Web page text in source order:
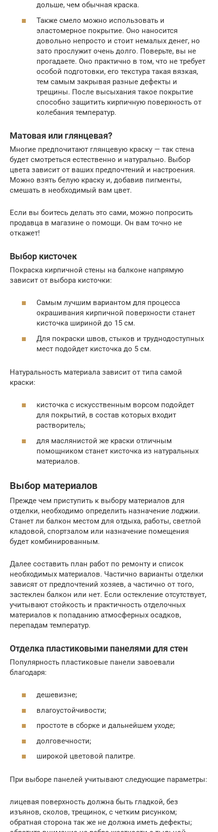
дольше, чем обычная краска.
Также смело можно использовать и
эластомерное покрытие. Оно наносится
довольно непросто и стоит немалых денег, но
зато прослужит очень долго. Поверьте, вы не
прогадаете. Оно практично в том, что не требует
особой подготовки, его текстура такая вязкая,
тем самым закрывая разные дефекты и
трещины. После высыхания такое покрытие
способно защитить кирпичную поверхность от
колебания температур.
Матовая или глянцевая?
Многие предпочитают глянцевую краску — так стена
будет смотреться естественно и натурально. Выбор
цвета зависит от ваших предпочтений и настроения.
Можно взять белую краску и, добавив пигменты,
смешать в необходимый вам цвет.
Если вы боитесь делать это сами, можно попросить
продавца в магазине о помощи. Он вам точно не
откажет!
Выбор кисточек
Покраска кирпичной стены на балконе напрямую
зависит от выбора кисточки:
Самым лучшим вариантом для процесса
окрашивания кирпичной поверхности станет
кисточка шириной до 15 см.
Для покраски швов, стыков и труднодоступных
мест подойдет кисточка до 5 см.
Натуральность материала зависит от типа самой
краски:
кисточка с искусственным ворсом подойдет
для покрытий, в состав которых входит
растворитель;
для маслянистой же краски отличным
помощником станет кисточка из натуральных
материалов.
Выбор материалов
Прежде чем приступить к выбору материалов для
отделки, необходимо определить назначение лоджии.
Станет ли балкон местом для отдыха, работы, светлой
кладовой, спортзалом или назначение помещения
будет комбинированным.
Далее составить план работ по ремонту и список
необходимых материалов. Частично варианты отделки
зависят от предпочтений хозяев, а частично от того,
застеклен балкон или нет. Если остекление отсутствует,
учитывают стойкость и практичность отделочных
материалов к попаданию атмосферных осадков,
перепадам температур.
Отделка пластиковыми панелями для стен
Популярность пластиковые панели завоевали
благодаря:
дешевизне;
влагоустойчивости;
простоте в сборке и дальнейшем уходе;
долговечности;
широкой цветовой палитре.
При выборе панелей учитывают следующие параметры:
лицевая поверхность должна быть гладкой, без
изъянов, сколов, трещинок, с четким рисунком;
обратная сторона так же не должна иметь дефекты;